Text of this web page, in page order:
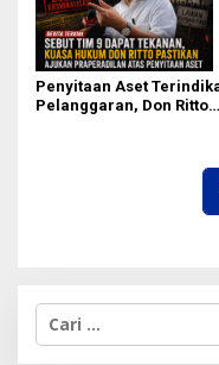
Penyitaan Aset
Pelanggaran, Don Ritto
C